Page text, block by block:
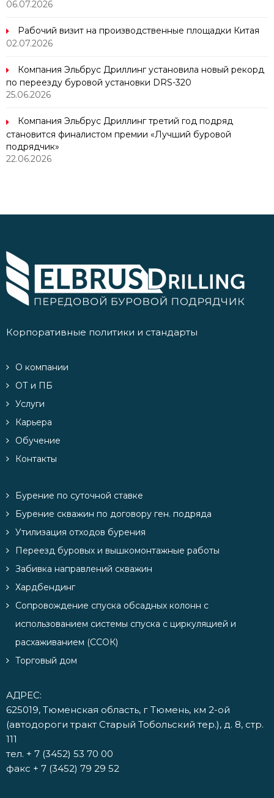
06.07.2026
Рабочий визит на производственные площадки Китая
02.07.2026
Компания Эльбрус Дриллинг установила новый рекорд
по переезду буровой установки DRS-320
25.06.2026
Компания Эльбрус Дриллинг третий год подряд
становится финалистом премии «Лучший буровой
подрядчик»
22.06.2026
Корпоративные политики и стандарты
О компании
ОТ и ПБ
Услуги
Карьера
Обучение
Контакты
Бурение по суточной ставке
Бурение скважин по договору ген. подряда
Утилизация отходов бурения
Переезд буровых и вышкомонтажные работы
Забивка направлений скважин
Хардбендинг
Сопровождение спуска обсадных колонн с
использованием системы спуска с циркуляцией и
расхаживанием (ССОК)
Торговый дом
АДРЕС:
625019, Тюменская область, г Тюмень, км 2-ой
(автодороги тракт Старый Тобольский тер.), д. 8, стр.
111
тел. + 7 (3452) 53 70 00
факс + 7 (3452) 79 29 52